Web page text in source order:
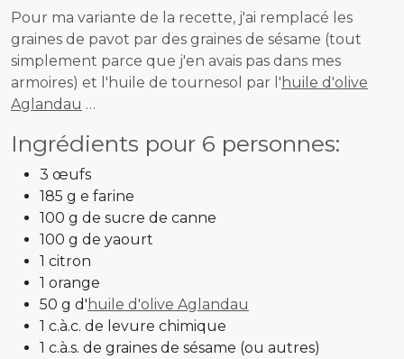
Pour ma variante de la recette, j'ai remplacé les
graines de pavot par des graines de sésame (tout
simplement parce que j'en avais pas dans mes
armoires) et l'huile de tournesol par l' huile d'olive
Aglandau …
Ingrédients pour 6 personnes:
3 œufs
185 g e farine
100 g de sucre de canne
100 g de yaourt
1 citron
1 orange
50 g d' huile d'olive Aglandau
1 c.à.c. de levure chimique
1 c.à.s. de graines de sésame (ou autres)